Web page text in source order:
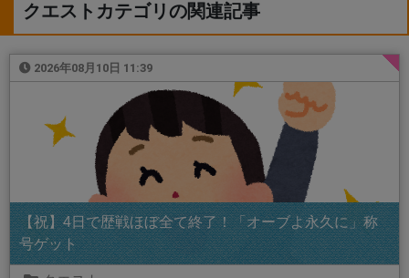
クエストカテゴリの関連記事
2026年08月10日 11:39
【祝】4日で歴戦ほぼ全て終了！「オーブよ永久に」称
号ゲット